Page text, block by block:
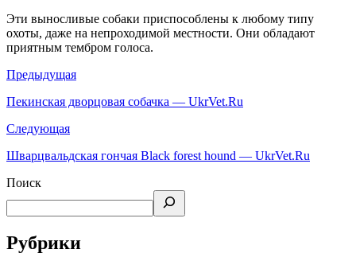
Эти выносливые собаки приспособлены к любому типу
охоты, даже на непроходимой местности. Они обладают
приятным тембром голоса.
Предыдущая
Пекинская дворцовая собачка — UkrVet.Ru
Следующая
Шварцвальдская гончая Black forest hound — UkrVet.Ru
Поиск
Рубрики